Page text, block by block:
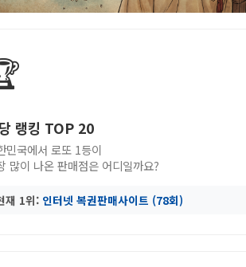
랭킹 TOP 20
민국에서 로또 1등이
많이 나온 판매점은 어디일까요?
재 1위: 인터넷 복권판매사이트 (78회)